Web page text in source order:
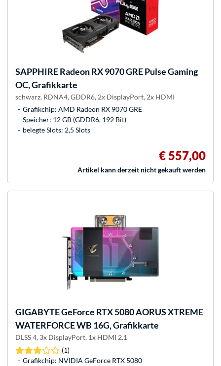
SAPPHIRERadeon RX 9070 GRE Pulse Gaming
OC, Grafikkarte
schwarz, RDNA4, GDDR6, 2x DisplayPort, 2x HDMI
Grafikchip: AMD Radeon RX 9070 GRE
Speicher: 12 GB (GDDR6, 192 Bit)
belegte Slots: 2,5 Slots
€ 557,00
Artikel kann derzeit nicht gekauft werden
GIGABYTEGeForce RTX 5080 AORUS XTREME
WATERFORCE WB 16G, Grafikkarte
DLSS 4, 3x DisplayPort, 1x HDMI 2.1
(1)
Grafikchip: NVIDIA GeForce RTX 5080